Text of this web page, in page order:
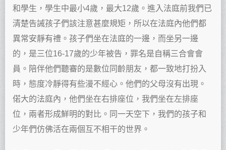
和學生，學生中最小4歲，最大12歲。進入法庭前我們已
清楚告誡孩子們該注意甚麼規矩，所以在法庭內他們都
異常安靜有禮。孩子們坐在法庭的一邊，而坐另一邊
的，是三位16-17歲的少年被告，罪名是自稱三合會會
員。陪伴他們聽審的是數位同齡朋友，都一致地打扮入
時，態度冷靜得有些漫不經心。他們的父母沒有出現。
偌大的法庭內，他們坐在右排座位，我們坐在左排座
位，兩者形成鮮明的對比。同一天空下，我們的孩子和
少年們仿佛活在兩個互不相干的世界。